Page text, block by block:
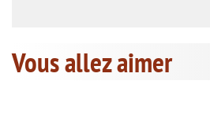
Vous allez aimer